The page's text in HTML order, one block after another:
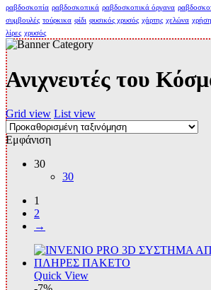
ραβδοσκοπία ραβδοσκοπικά ραβδοσκοπικά όργανα
συμβουλές τούρκικα φίδι φυσικός χρυσός χάρτης χελώνα
λίρες χρυσός
Ανιχνευτές του
Grid view List view
Εμφάνιση
30
30
1
2
→
Quick View